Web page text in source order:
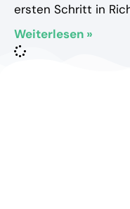
ersten Schritt in
Weiterlesen »